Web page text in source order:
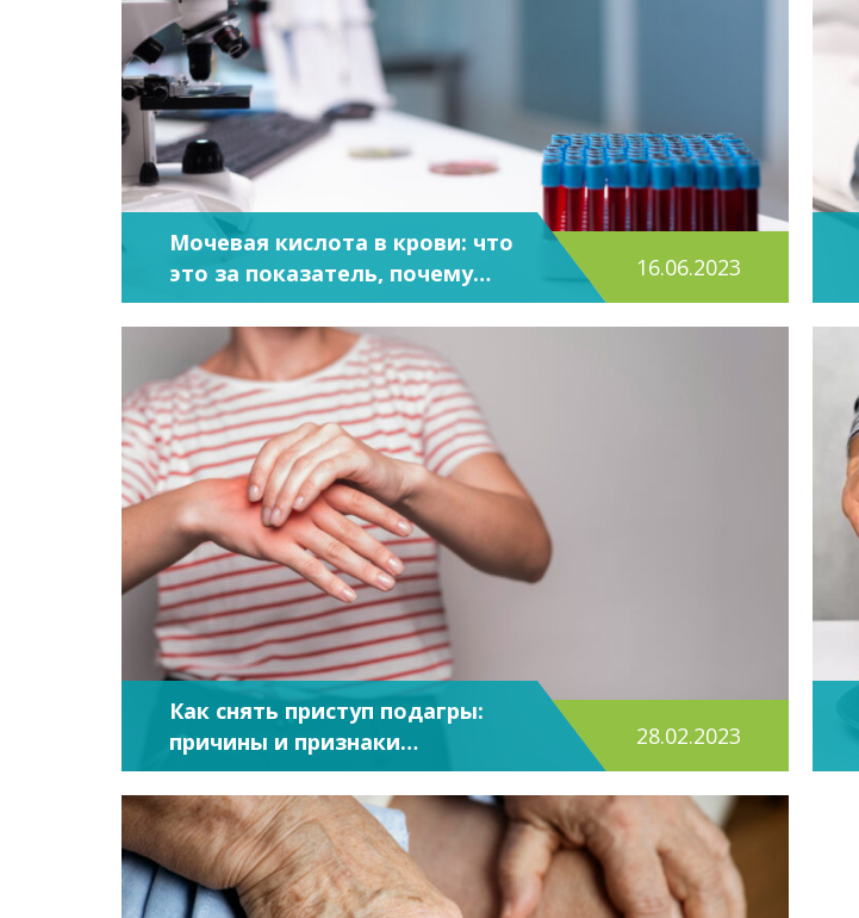
Мочевая кислота в крови: что
это за показатель, почему
повышается, как снизить?
16.06.2023
Как снять приступ подагры:
причины и признаки
обострения, тактика лечения
28.02.2023